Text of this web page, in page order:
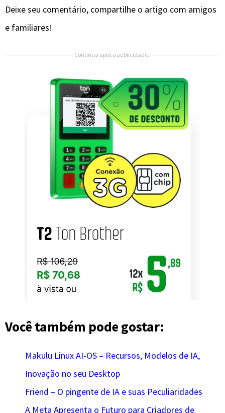
Deixe seu comentário, compartilhe o artigo com amigos
e familiares!
Continua após a publicidade..
Você também pode gostar:
Makulu Linux AI-OS – Recursos, Modelos de IA,
Inovação no seu Desktop
Friend – O pingente de IA e suas Peculiaridades
A Meta Apresenta o Futuro para Criadores de